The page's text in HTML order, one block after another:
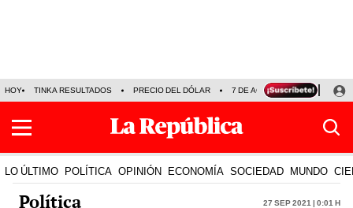
HOY TINKA RESULTADOS PRECIO DEL DÓLAR 7 DE AGOSTO OLLANTA
LO ÚLTIMO POLÍTICA OPINIÓN ECONOMÍA SOCIEDAD MUNDO
Política 27 Sep 2021 | 0:01 h